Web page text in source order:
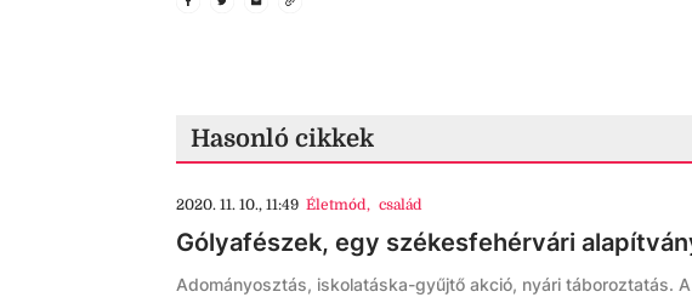
Hasonló cikkek
2020. 11. 10., 11:49 Életmód, család
Gólyafészek, egy székesfehérvári
Adományosztás, iskolatáska-gyűjtő akció, nyári táboroztatás.